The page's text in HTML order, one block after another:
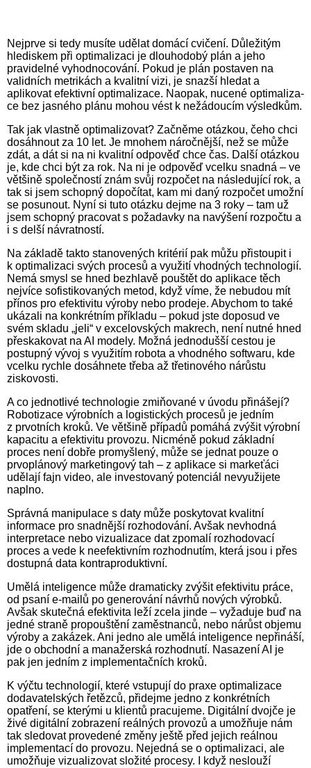
Nejprve si tedy musíte udělat domácí cvičení. Důležitým
hlediskem při optimalizaci je dlouhodobý plán a jeho
pravidelné vyhodnocování. Pokud je plán postaven na
validních metrikách a kvalitní vizi, je snazší hledat a
aplikovat efektivní optimalizace. Naopak, nucené op­ti­ma­li­za­
ce bez jasného plánu mohou vést k nežádoucím výsledkům.
Tak jak vlastně optimalizovat? Začněme otázkou, čeho chci
dosáhnout za 10 let. Je mnohem náročnější, než se může
zdát, a dát si na ni kvalitní odpověď chce čas. Další otázkou
je, kde chci být za rok. Na ni je odpověď vcelku snadná – ve
většině společností znám svůj rozpočet na následující rok, a
tak si jsem schopný dopočítat, kam mi daný rozpočet umožní
se posunout. Nyní si tuto otázku dejme na 3 roky – tam už
jsem schopný pracovat s požadavky na navýšení rozpočtu a
i s delší návratností.
Na základě takto stanovených kritérií pak můžu přistoupit i
k optimali­za­ci svých procesů a využití vhodných technologií.
Nemá smysl se hned bezhlavě pouštět do aplikace těch
nejvíce sofistikovaných metod, když víme, že nebudou mít
přínos pro efektivitu výroby nebo prodeje. Abychom to také
ukázali na konkrétním příkladu – pokud jste doposud ve
svém skladu „jeli“ v excelovských makrech, není nutné hned
přeskakovat na AI modely. Možná jednodušší cestou je
postupný vývoj s využitím robota a vhodného softwaru, kde
vcelku rychle dosáhnete třeba až třetinového nárůstu
ziskovosti.
A co jednotlivé technologie zmiňované v úvodu přinášejí?
Robotizace výrobních a logistických procesů je jedním
z prvotních kroků. Ve většině případů pomáhá zvýšit výrobní
kapacitu a efektivitu provozu. Nicméně pokud základní
proces není dobře promyšlený, může se jed­nat pouze o
prvoplánový marketingový tah – z aplikace si markeťáci
udělají fajn video, ale investovaný potenciál nevyužijete
naplno.
Správná manipulace s daty může poskytovat kvalitní
informace pro snadnější rozhodování. Avšak nevhodná
interpretace nebo vizualizace dat zpomalí rozhodovací
proces a vede k neefektivním rozhodnutím, která jsou i přes
dostupná data kontraproduktivní.
Umělá inteligence může dramaticky zvýšit efektivitu práce,
od psaní e-mailů po generování návrhů nových výrobků.
Avšak skutečná efektivita leží zcela jinde – vyžaduje buď na
jedné straně propouštění zaměstnanců, nebo nárůst objemu
výroby a zakázek. Ani jedno ale umělá inteligence nepřináší,
jde o obchodní a manažerská rozhodnutí. Nasazení AI je
pak jen jedním z implementačních kroků.
K výčtu technologií, které vstupují do praxe optimalizace
dodavatelských řetězců, přidejme jedno z konkrétních
opatření, se kterými u klientů pracujeme. Digitální dvojče je
živé digitální zobrazení reálných provozů a umožňuje nám
tak sledovat provedené změny ještě před jejich reálnou
implementací do provozu. Nejedná se o optimalizaci, ale
umožňuje vizualizovat složité procesy. I když neslouží